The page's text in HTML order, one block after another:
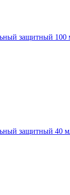
защитный 100
защитный 40